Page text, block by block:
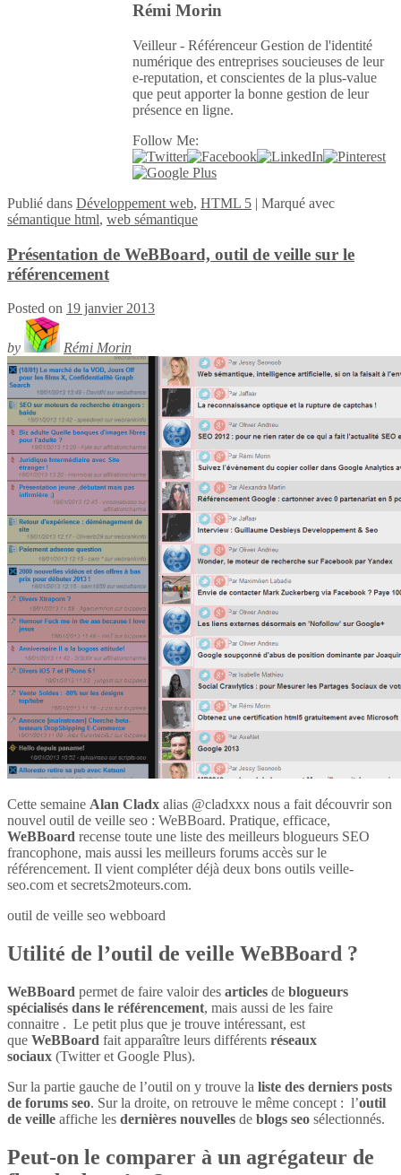
Rémi Morin
Veilleur - Référenceur Gestion de l'identité
numérique des entreprises soucieuses de leur
e-reputation, et conscientes de la plus-value
que peut apporter la bonne gestion de leur
présence en ligne.
Follow Me:
Publié dans Développement web, HTML 5 | Marqué avec
sémantique html, web sémantique
Présentation de WeBBoard, outil de veille sur le
référencement
Posted on 19 janvier 2013
by Rémi Morin
Cette semaine Alan Cladx alias @cladxxx nous a fait découvrir son
nouvel outil de veille seo : WeBBoard. Pratique, efficace,
WeBBoard recense toute une liste des meilleurs blogueurs SEO
francophone, mais aussi les meilleurs forums accès sur le
référencement. Il vient compléter déjà deux bons outils veille-
seo.com et secrets2moteurs.com.
outil de veille seo webboard
Utilité de l’outil de veille WeBBoard ?
WeBBoard permet de faire valoir des articles de blogueurs
spécialisés dans le référencement, mais aussi de les faire
connaitre . Le petit plus que je trouve intéressant, est
que WeBBoard fait apparaître leurs différents réseaux
sociaux (Twitter et Google Plus).
Sur la partie gauche de l’outil on y trouve la liste des derniers posts
de forums seo. Sur la droite, on retrouve le même concept : l’outil
de veille affiche les dernières nouvelles de blogs seo sélectionnés.
Peut-on le comparer à un agrégateur de